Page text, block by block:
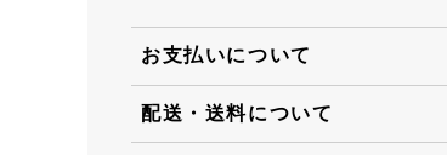
お支払いについて
配送・送料について